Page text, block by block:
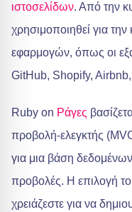
ιστοσελίδων. Από την
χρησιμοποιηθεί για
εφαρμογών, όπως οι
GitHub, Shopify,
Ruby on Ράγες
προβολή-ελεγκτής
για μια βάση
προβολές. Η επιλογή
χρειάζεστε για να